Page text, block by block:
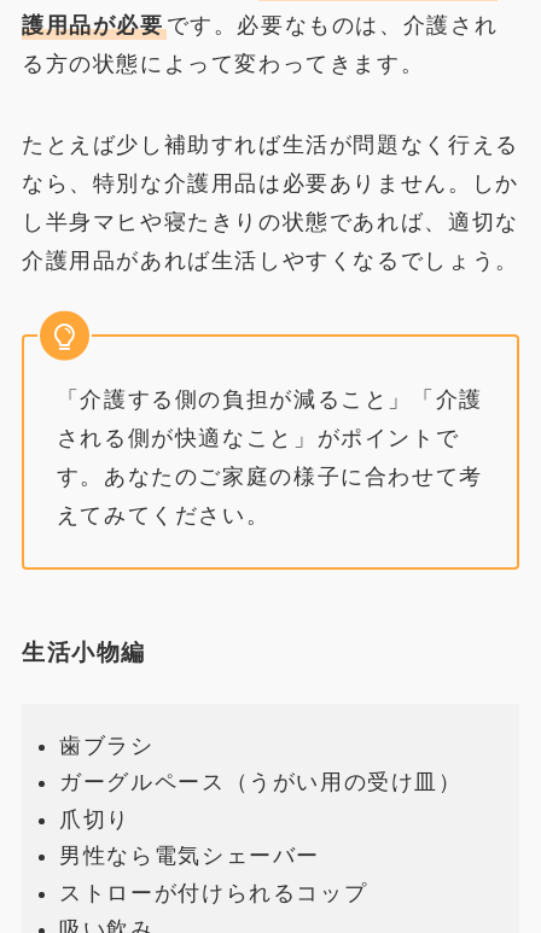
護用品が必要です。必要なものは、介護され
る方の状態によって変わってきます。
たとえば少し補助すれば生活が問題なく行える
なら、特別な介護用品は必要ありません。しか
し半身マヒや寝たきりの状態であれば、適切な
介護用品があれば生活しやすくなるでしょう。
「介護する側の負担が減ること」「介護
される側が快適なこと」がポイントで
す。あなたのご家庭の様子に合わせて考
えてみてください。
生活小物編
歯ブラシ
ガーグルペース（うがい用の受け皿）
爪切り
男性なら電気シェーバー
ストローが付けられるコップ